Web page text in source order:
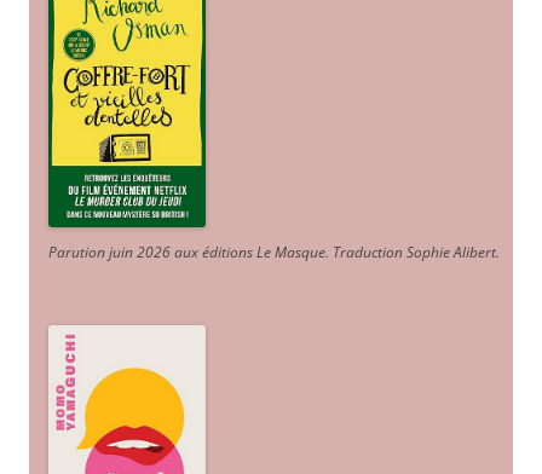
Parution juin 2026 aux éditions Le Masque. Traduction Sophie Alibert.